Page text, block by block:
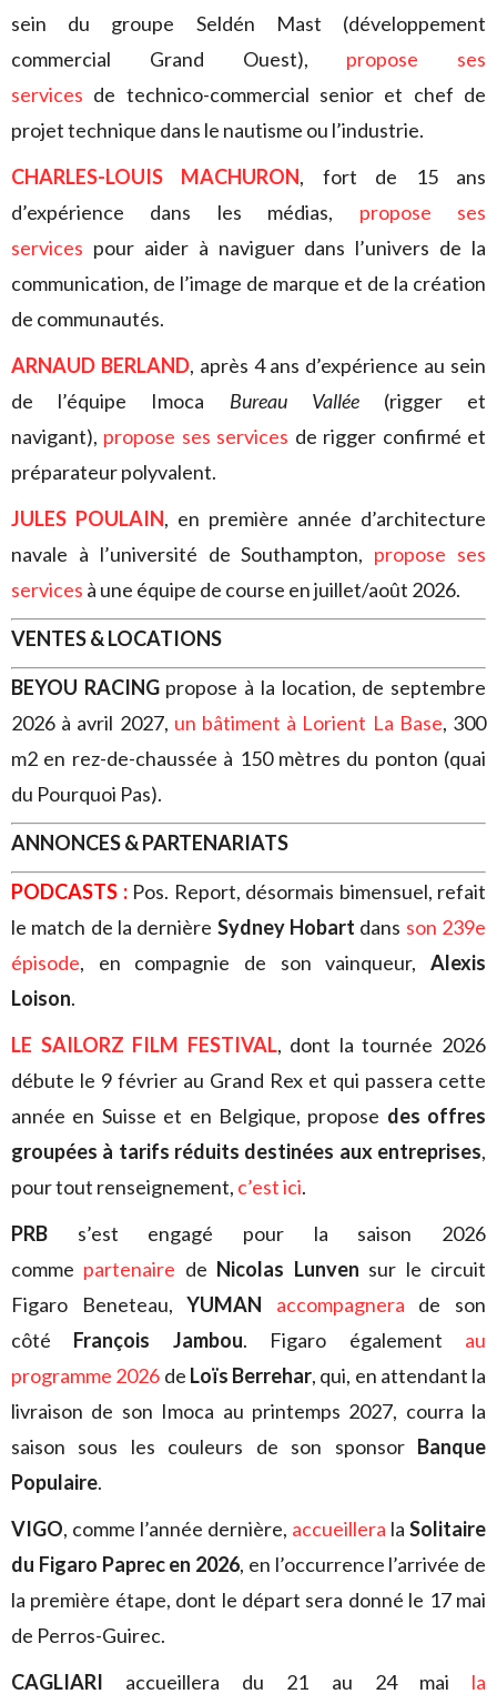
sein du groupe Seldén Mast (développement
commercial Grand Ouest), propose ses
services de technico-commercial senior et chef de
projet technique dans le nautisme ou l’industrie.
CHARLES-LOUIS MACHURON, fort de 15 ans
d’expérience dans les médias, propose ses
services pour aider à naviguer dans l’univers de la
communication, de l’image de marque et de la création
de communautés.
ARNAUD BERLAND, après 4 ans d’expérience au sein
de l’équipe Imoca Bureau Vallée(rigger et
navigant), propose ses services de rigger confirmé et
préparateur polyvalent.
JULES POULAIN, en première année d’architecture
navale à l’université de Southampton, propose ses
services à une équipe de course en juillet/août 2026.
VENTES & LOCATIONS
BEYOU RACINGpropose à la location, de septembre
2026 à avril 2027, un bâtiment à Lorient La Base, 300
m2 en rez-de-chaussée à 150 mètres du ponton (quai
du Pourquoi Pas).
ANNONCES & PARTENARIATS
PODCASTS :Pos. Report, désormais bimensuel, refait
le match de la dernière Sydney Hobart dans son 239e
épisode, en compagnie de son vainqueur, Alexis
Loison.
LE SAILORZ FILM FESTIVAL, dont la tournée 2026
débute le 9 février au Grand Rex et qui passera cette
année en Suisse et en Belgique, propose des offres
groupées à tarifs réduits destinées aux entreprises,
pour tout renseignement, c’est ici.
PRB s’est engagé pour la saison 2026
comme partenaire de Nicolas Lunven sur le circuit
Figaro Beneteau,YUMAN accompagnera de son
côté François Jambou. Figaro également au
programme 2026 de Loïs Berrehar, qui, en attendant la
livraison de son Imoca au printemps 2027, courra la
saison sous les couleurs de son sponsor Banque
Populaire.
VIGO, comme l’année dernière, accueillera la Solitaire
du Figaro Paprec en 2026, en l’occurrence l’arrivée de
la première étape, dont le départ sera donné le 17 mai
de Perros-Guirec.
CAGLIARI accueillera du 21 au 24 mai la